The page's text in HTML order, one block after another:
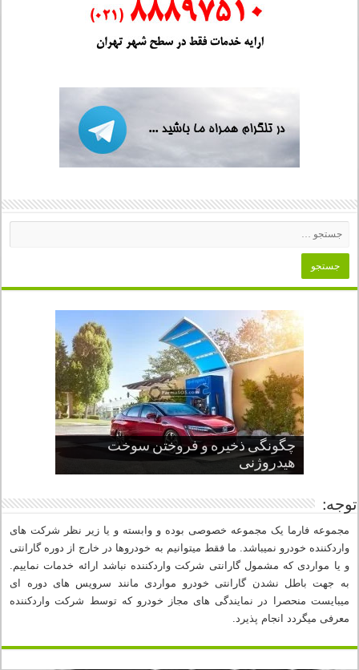
چگونگی ذخیره و فروختن سوخت
هیدروژنی
قدرتمندترین ماسل کارها یا خودروهای
عضلانی امریکایی
چرا نمک باعث خوردگی خودرو می شود؟
پنج کابین جذاب سال های اخیر صنعت
خودروسازی
از صفر تا صد طراحی خودرو قسمت
سوم
توجه:
مجموعه فارما یک مجموعه خصوصی بوده و وابسته و یا زیر نظر شرکت های
واردکننده خودرو نمیباشد. ما فقط میتوانیم به خودروها در خارج از دوره گارانتی
و یا مواردی که مشمول گارانتی شرکت واردکننده نباشد ارائه خدمات نماییم.
به جهت باطل نشدن گارانتی خودرو مواردی مانند سرویس های دوره ای
میبایست منحصرا در نمایندگی های مجاز خودرو که توسط شرکت واردکننده
معرفی میگردد انجام پذیرد.